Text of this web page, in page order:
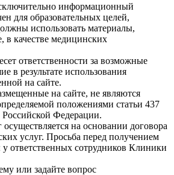
информационный
для образовательных целей,
использовать материалы,
в качестве медицинских
ответственности за возможные
в результате использования
на сайте.
на сайте, не являются
положениями статьи 437
Российской Федерации.
на основании договора
услуг. Просьба перед получением
ответственных сотрудников Клиники
или задайте вопрос